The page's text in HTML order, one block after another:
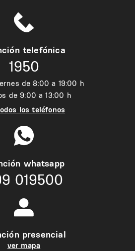
telefónica
1950
de 8:00 a 19:00 h
de 9:00 a 13:00 h
los teléfonos
whatsapp
019500
presencial
ver mapa